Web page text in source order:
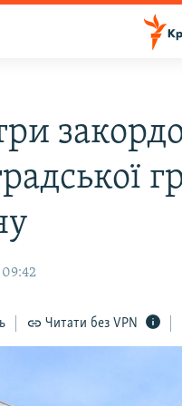
09:42
Читати без VPN